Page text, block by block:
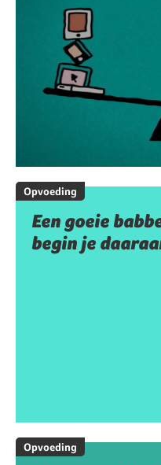
Opvoeding
Een goeie
begin je
Opvoeding